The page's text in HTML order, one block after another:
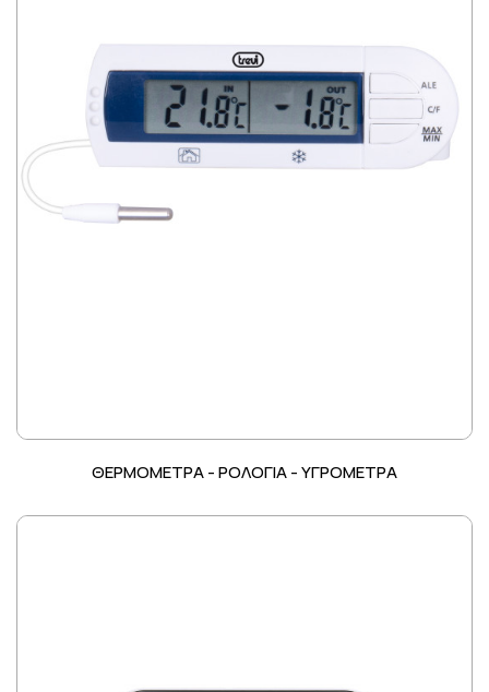
ΘΕΡΜΟΜΕΤΡΑ - ΡΟΛΟΓΙΑ - ΥΓΡΟΜΕΤΡΑ